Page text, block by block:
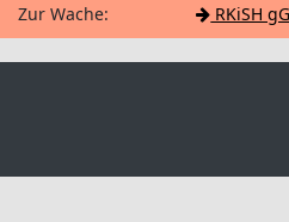
Zur Wache: RKiSH